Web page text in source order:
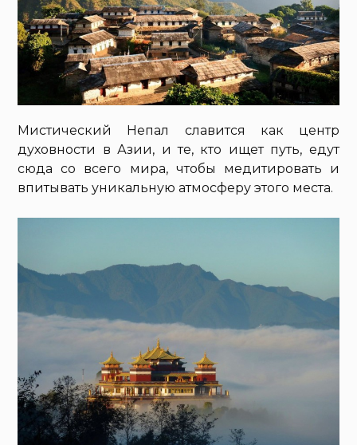
Мистический Непал славится как центр
духовности в Азии, и те, кто ищет путь, едут
сюда со всего мира, чтобы медитировать и
впитывать уникальную атмосферу этого места.